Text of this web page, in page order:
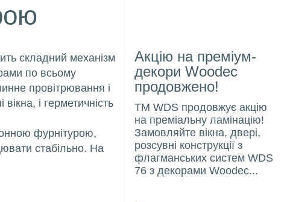
складний механізм
по всьому
провітрювання і
і герметичність
фурнітурою,
стабільно. На
Акцію на преміум-
декори Woodec
продовжено!
ТМ WDS продовжує акцію
на преміальну ламінацію!
Замовляйте вікна, двері,
розсувні конструкції з
флагманських систем WDS
76 з декорами Woodec...